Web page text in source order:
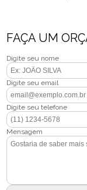
FAÇA UM
Digite seu nome
Digite seu email
Digite seu telefone
Mensagem